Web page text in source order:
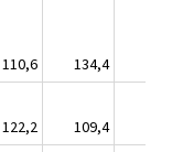
110,6
134,4
122,2
109,4